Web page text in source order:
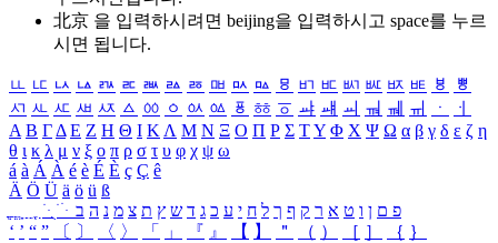
北京 을 입력하시려면 beijing을 입력하시고 space를 누르
시면 됩니다.
ㅥ ㅦ ㅧ ㅨ ㅩ ㅪ ㅫ ㅬ ㅭ ㅮ ㅯ ㅰ ㅱ ㅲ ㅳ ㅴ ㅵ ㅶ ㅷ ㅸ
ㅹ
ㅺ ㅻ ㅼ ㅽ ㅾ ㅿ ㆀ ㆁ ㆂ ㆃ ㆄ ㆅ ㆆ ㆇ ㆈ ㆉ ㆊ ㆋ ㆌ ㆍ
ㆎ
Α Β ΓΔ Ε Ζ Η Θ Ι ΚΛ Μ Ν Ξ Ο Π Ρ Σ ΤΥ Φ Χ Ψ Ω α β γ δ ε ζ η
θ ι κ λ μ ν ξ ο π ρ σ τ υ φ χ ψ ω
á à Á À é è É È ç Ç ê
Ä Ö Ü ä ö ü ß
ִֶֹ ֻּ ׁׂ פ ם ן ו ט א ר ק ף ך ל ח י ע כ ג ד ש ץ ת צ מ נ ה ב
‘ ’ “ ” 〔 〕 〈 〉 「 」 『 』 【 】 ＂ （ ） ［ ］ ｛ ｝